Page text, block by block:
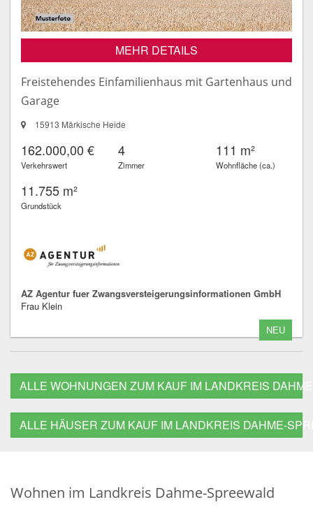
MEHR DETAILS
Freistehendes Einfamilienhaus mit Gartenhaus und
Garage
15913 Märkische Heide
162.000,00 €
Verkehrswert
4
Zimmer
111 m²
Wohnfläche (ca.)
11.755 m²
Grundstück
AZ Agentur fuer Zwangsversteigerungsinformationen GmbH
Frau Klein
NEU
ALLE WOHNUNGEN ZUM KAUF IM LANDKREIS
ALLE HÄUSER ZUM KAUF IM LANDKREIS DAHME-
Wohnen im Landkreis Dahme-Spreewald